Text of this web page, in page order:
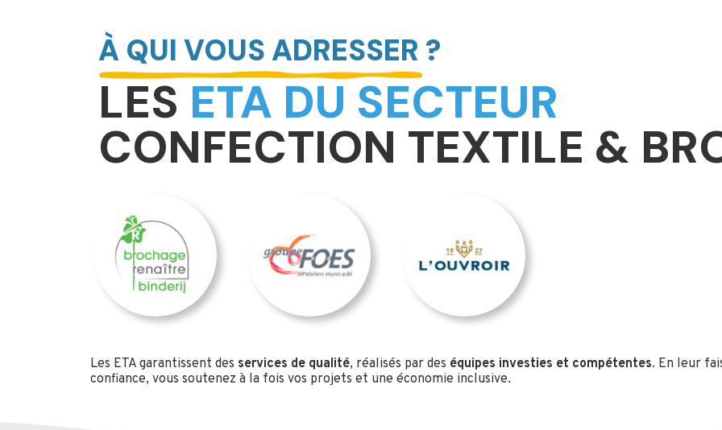
À QUI VOUS ADRESSER ?
LES ETA DU SECTEUR
CONFECTION TEXTILE &
Les ETA garantissent des services de qualité, réalisés par des équipes investies et compétentes. En leur
confiance, vous soutenez à la fois vos projets et une économie inclusive.